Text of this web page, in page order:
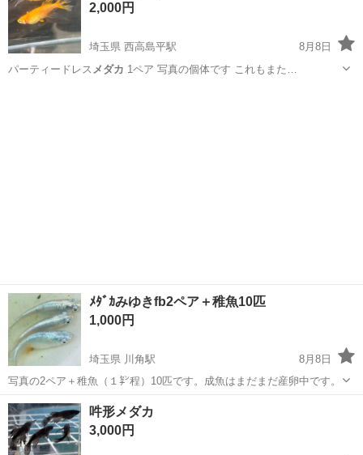
工場のお仕事 ◇コネクタ製造工...
2,000円
埼玉県 西高島平駅
8月8日
パーティードレス メダカ 1ペア 写真の個体です これもまた…
ﾒﾀﾞｶみゆきfb2ペア＋稚魚10匹
1,000円
埼玉県 川角駅
8月8日
写真の2ペア＋稚魚（１㌢程）10匹です。成魚はまだまだ産卵中です。
埼玉 入間郡 川角駅
吽形メダカ
3,000円